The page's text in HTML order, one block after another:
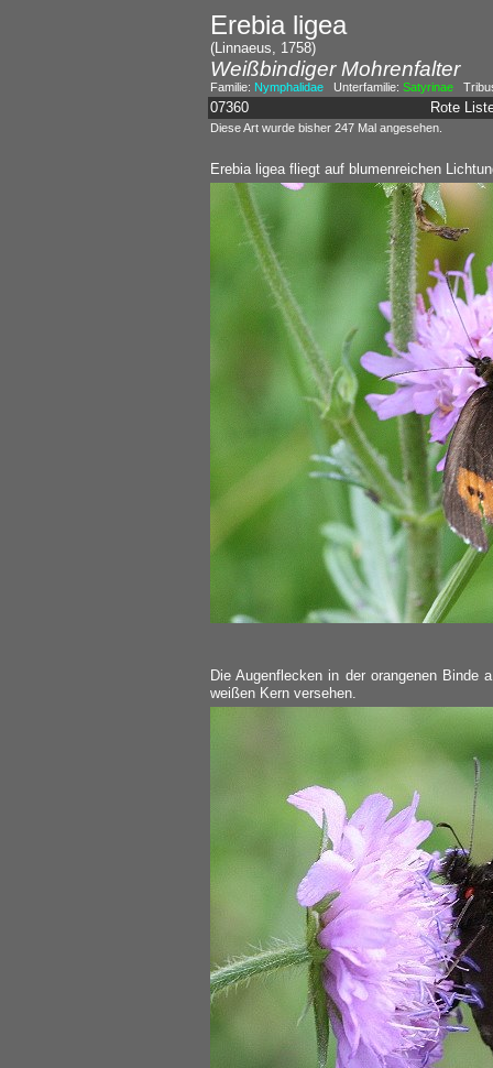
Erebia ligea
(Linnaeus, 1758)
Weißbindiger Mohrenfalter
Familie: NymphalidaeUnterfamilie: Satyrinae
07360 Rote
Diese Art wurde bisher 247 Mal angesehen.
Erebia ligea fliegt auf blumenreichen
Die Augenflecken in der orangenen Binde
weißen Kern versehen.